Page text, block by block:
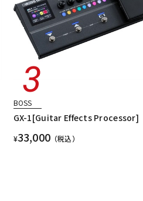
BOSS
GX-1[Guitar Effects Processor]
¥33,000 （税込）